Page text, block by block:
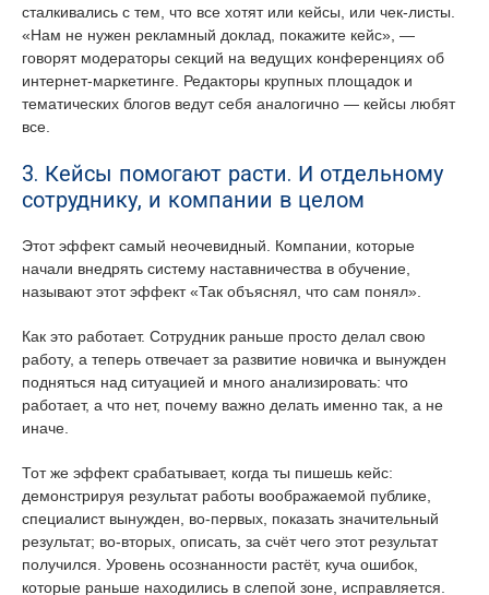
сталкивались с тем, что все хотят или кейсы, или чек-листы.
«Нам не нужен рекламный доклад, покажите кейс», —
говорят модераторы секций на ведущих конференциях об
интернет-маркетинге. Редакторы крупных площадок и
тематических блогов ведут себя аналогично — кейсы любят
все.
3. Кейсы помогают расти. И отдельному
сотруднику, и компании в целом
Этот эффект самый неочевидный. Компании, которые
начали внедрять систему наставничества в обучение,
называют этот эффект «Так объяснял, что сам понял».
Как это работает. Сотрудник раньше просто делал свою
работу, а теперь отвечает за развитие новичка и вынужден
подняться над ситуацией и много анализировать: что
работает, а что нет, почему важно делать именно так, а не
иначе.
Тот же эффект срабатывает, когда ты пишешь кейс:
демонстрируя результат работы воображаемой публике,
специалист вынужден, во-первых, показать значительный
результат; во-вторых, описать, за счёт чего этот результат
получился. Уровень осознанности растёт, куча ошибок,
которые раньше находились в слепой зоне, исправляется.